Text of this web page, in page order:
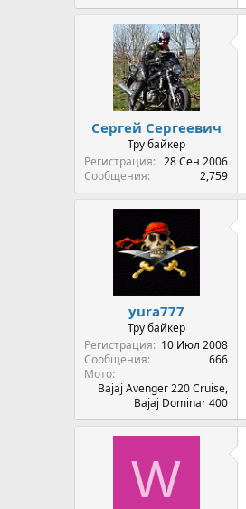
Сергей Сергеевич
Тру байкер
Регистрация
28 Сен 2006
Сообщения
2,759
yura777
Тру байкер
Регистрация
10 Июл 2008
Сообщения
666
Мото
Bajaj Avenger 220 Cruise,
Bajaj Dominar 400
W